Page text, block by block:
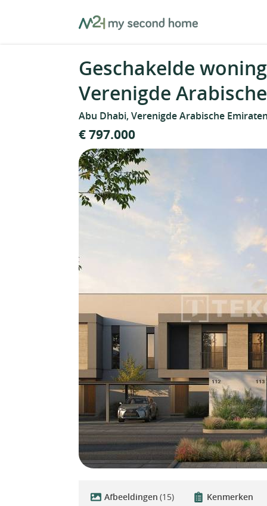
MySecondHome
Geschakelde
Verenigde
Abu Dhabi, Verenigde Arabische Emiraten
€ 797.000
Afbeeldingen (15) Kenmerken